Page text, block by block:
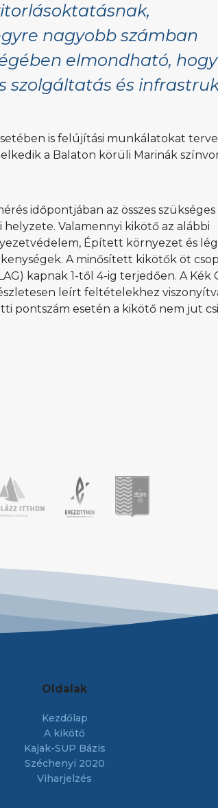
nagyobb számban
elmondható,
szolgáltatás és
is felújítási munkálatokat
a Balaton körüli Marinák
időpontjában az összes szükséges
Valamennyi kikötő az alábbi
Épített környezet és
A minősített kikötők öt
kapnak 1-től 4-ig terjedően. A Kék
leírt feltételekhez
pontszám esetén a kikötő nem jut
Oldalak
Kezdőlap
A kikötő
Kajak-SUP Bázis
Széchenyi 2020
Viharjelzés